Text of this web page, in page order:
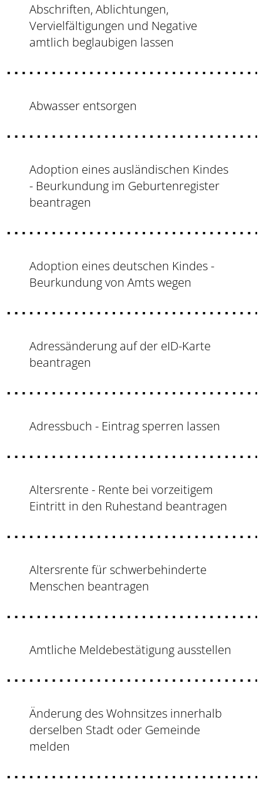
Abschriften, Ablichtungen,
Vervielfältigungen und Negative
amtlich beglaubigen lassen
Abwasser entsorgen
Adoption eines ausländischen Kindes
- Beurkundung im Geburtenregister
beantragen
Adoption eines deutschen Kindes -
Beurkundung von Amts wegen
Adressänderung auf der eID-Karte
beantragen
Adressbuch - Eintrag sperren lassen
Altersrente - Rente bei vorzeitigem
Eintritt in den Ruhestand beantragen
Altersrente für schwerbehinderte
Menschen beantragen
Amtliche Meldebestätigung ausstellen
Änderung des Wohnsitzes innerhalb
derselben Stadt oder Gemeinde
melden